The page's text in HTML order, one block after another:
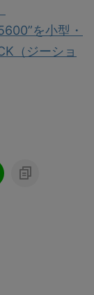
を小型・
（ジーショ